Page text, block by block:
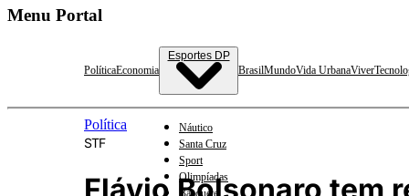
Menu Portal
PolíticaEconomia
Esportes DP
Náutico
Santa Cruz
Sport
Olimpíadas
Basquete
BrasilMundoVida UrbanaViver
Política
STF